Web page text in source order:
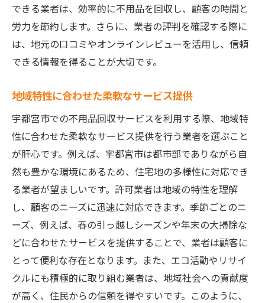
できる業者は、効率的に不用品を回収し、顧客の時間と
労力を節約します。さらに、業者の評判を確認する際に
は、地元の口コミやオンラインレビューを活用し、信頼
できる情報を得ることが大切です。
地域特性に合わせた柔軟なサービス提供
宇都宮市での不用品回収サービスを利用する際、地域特
性に合わせた柔軟なサービス提供を行う業者を選ぶこと
が肝心です。例えば、宇都宮市は都市部でありながら自
然も豊かな環境にあるため、住宅地の多様性に対応でき
る業者が望ましいです。許可業者は地域の特性を理解
し、顧客のニーズに迅速に対応できます。季節ごとのニ
ーズ、例えば、春の引っ越しシーズンや年末の大掃除な
どに合わせたサービスを提供することで、業者は顧客に
とって便利な存在となります。また、エコ活動やリサイ
クルにも積極的に取り組む業者は、地域社会への貢献度
が高く、住民からの信頼を得やすいです。このように、